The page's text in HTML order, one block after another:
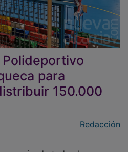
para
150.000